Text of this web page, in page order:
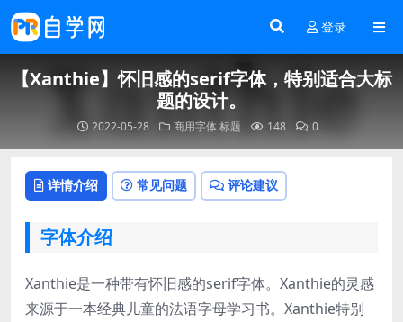
登录
【Xanthie】怀旧感的serif字体，特别适合大标
题的设计。
2022-05-28 商用字体标题 148 0
详情介绍 常见问题 评论建议
字体介绍
Xanthie是一种带有怀旧感的serif字体。Xanthie的灵感
来源于一本经典儿童的法语字母学习书。Xanthie特别